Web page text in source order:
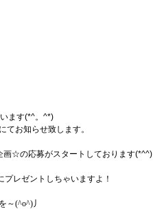
ます(*^。^*)
てお知らせ致します。
☆の応募がスタートしております(*^^)
レゼントしちゃいますよ！
～(^o^)丿